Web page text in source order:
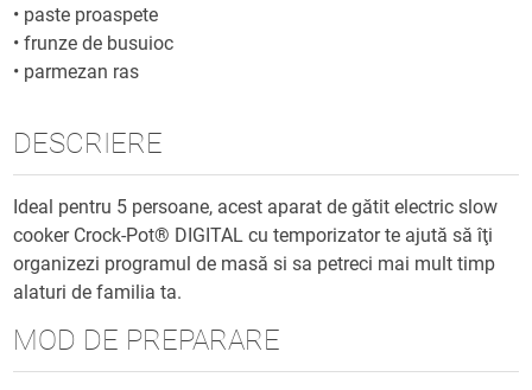
• paste proaspete
•frunze de busuioc
• parmezan ras
DESCRIERE
Ideal pentru 5 persoane, acest aparat de gătit electric slow
cooker Crock-Pot® DIGITAL cu temporizator te ajută să îţi
organizezi programul de masă si sa petreci mai mult timp
alaturi de familia ta.
MOD DE PREPARARE